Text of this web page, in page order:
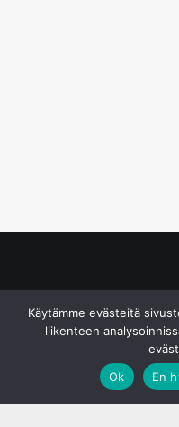
Käytämme evästeitä
liikenteen
Ok
En